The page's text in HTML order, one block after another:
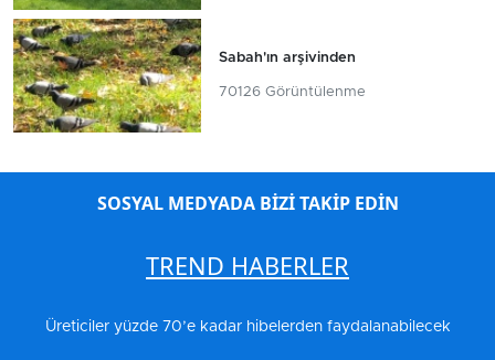
Sabah'ın arşivinden
70126 Görüntülenme
SOSYAL MEDYADA BİZİ TAKİP EDİN
TREND HABERLER
Üreticiler yüzde 70’e kadar hibelerden faydalanabilecek